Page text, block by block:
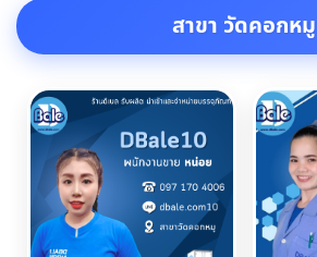
สาขา วัดคอกหมู